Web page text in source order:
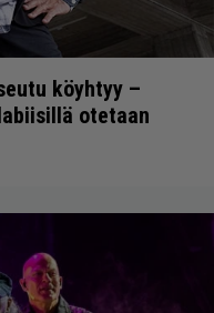
köyhtyy –
otetaan